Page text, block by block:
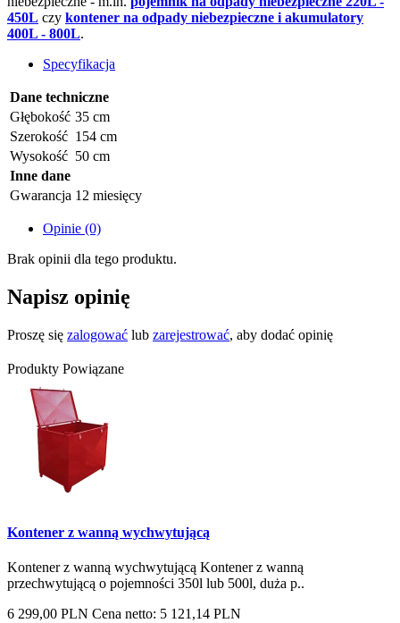
450L czy kontener na odpady niebezpieczne i akumulatory
400L - 800L.
Specyfikacja
Dane techniczne
Głębokość 35 cm
Szerokość 154 cm
Wysokość 50 cm
Inne dane
Gwarancja 12 miesięcy
Opinie (0)
Brak opinii dla tego produktu.
Napisz opinię
Proszę się zalogować lub zarejestrować, aby dodać opinię
Produkty Powiązane
Kontener z wanną wychwytującą
Kontener z wanną wychwytującą Kontener z wanną
przechwytującą o pojemności 350l lub 500l, duża p..
6 299,00 PLN Cena netto: 5 121,14 PLN